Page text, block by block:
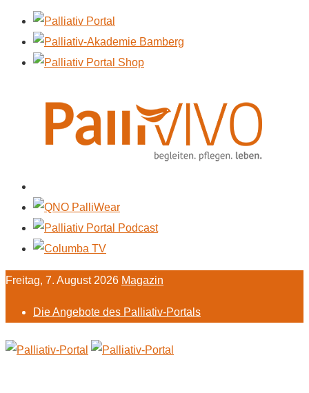
Freitag, 7. August 2026 Magazin
Die Angebote des Palliativ-Portals